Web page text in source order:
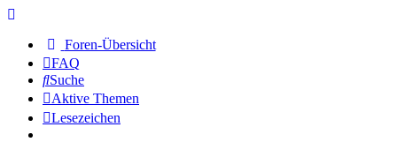
Foren-Übersicht
FAQ
Suche
Aktive Themen
Lesezeichen